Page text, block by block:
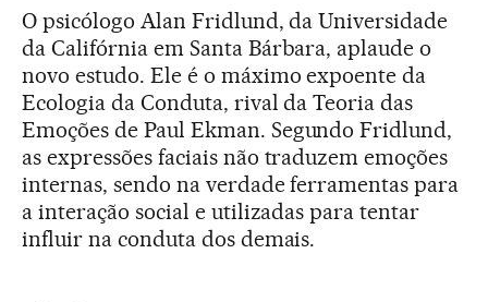
O psicólogo Alan Fridlund, da Universidade
da Califórnia em Santa Bárbara, aplaude o
novo estudo. Ele é o máximo expoente da
Ecologia da Conduta, rival da Teoria das
Emoções de Paul Ekman. Segundo Fridlund,
as expressões faciais não traduzem emoções
internas, sendo na verdade ferramentas para
a interação social e utilizadas para tentar
influir na conduta dos demais.